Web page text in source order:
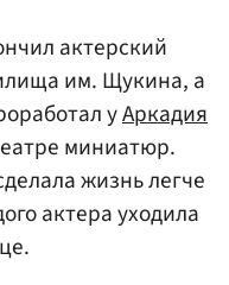
актерский
им. Щукина, а
уАркадия
миниатюр.
жизнь легче
актера уходила